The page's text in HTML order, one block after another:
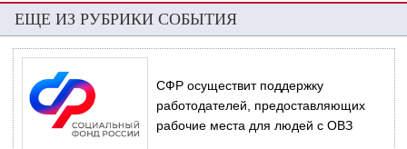
ЕЩЕ ИЗ РУБРИКИ СОБЫТИЯ
СФР осуществит поддержку
работодателей, предоставляющих
рабочие места для людей с ОВЗ